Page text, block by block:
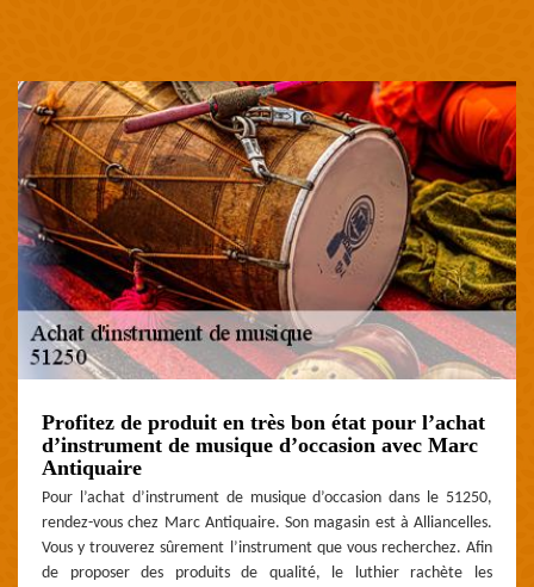
Profitez de produit en très bon état pour l’achat
d’instrument de musique d’occasion avec Marc
Antiquaire
Pour l’achat d’instrument de musique d’occasion dans le 51250,
rendez-vous chez Marc Antiquaire. Son magasin est à Alliancelles.
Vous y trouverez sûrement l’instrument que vous recherchez. Afin
de proposer des produits de qualité, le luthier rachète les